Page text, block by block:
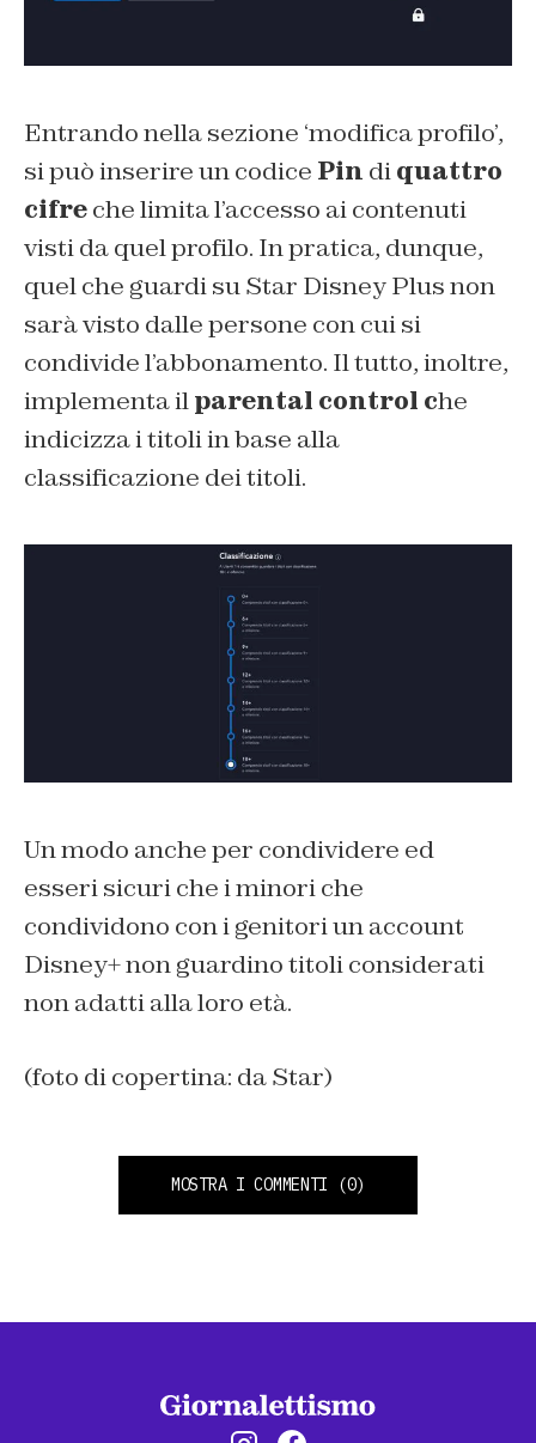
Entrando nella sezione ‘modifica profilo’,
si può inserire un codice Pin diquattro
cifreche limita l’accesso ai contenuti
visti da quel profilo. In pratica, dunque,
quel che guardi su Star Disney Plus non
sarà visto dalle persone con cui si
condivide l’abbonamento. Il tutto, inoltre,
implementa ilparental control che
indicizza i titoli in base alla
classificazione dei titoli.
Un modo anche per condividere ed
esseri sicuri che i minori che
condividono con i genitori un account
Disney+ non guardino titoli considerati
non adatti alla loro età.
(foto di copertina: da Star)
MOSTRA I COMMENTI (0)